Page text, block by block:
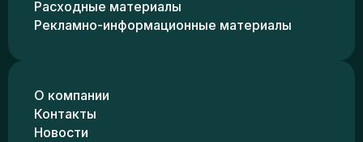
Расходные материалы
Рекламно-информационные материалы
О компании
Контакты
Новости